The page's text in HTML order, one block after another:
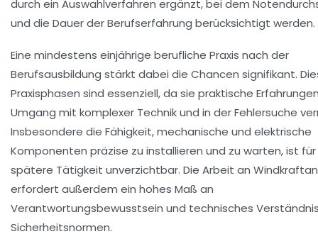
durch ein Auswahlverfahren ergänzt, bei dem
und die Dauer der Berufserfahrung berücksichtigt werden.
Eine mindestens einjährige berufliche Praxis nach der
Berufsausbildung stärkt dabei die Chancen signifikant.
Praxisphasen sind essenziell, da sie praktische
Umgang mit komplexer Technik und in der Fehlersuche
Insbesondere die Fähigkeit, mechanische und elektrische
Komponenten präzise zu installieren und zu warten, ist
spätere Tätigkeit unverzichtbar. Die Arbeit an
erfordert außerdem ein hohes Maß an
Verantwortungsbewusstsein und technisches
Sicherheitsnormen.